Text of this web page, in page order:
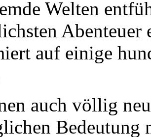
Welten
Abenteuer
auf einige
auch völlig
Bedeutung